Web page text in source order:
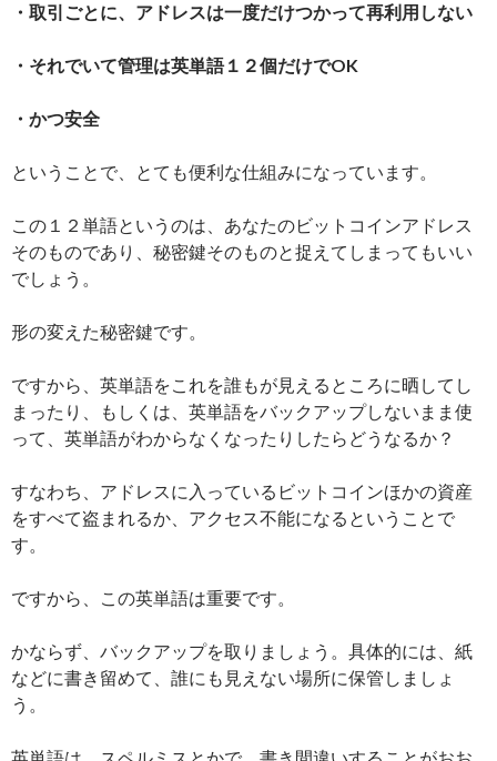
・取引ごとに、アドレスは一度だけつかって再利用しない
・それでいて管理は英単語１２個だけでOK
・かつ安全
ということで、とても便利な仕組みになっています。
この１２単語というのは、あなたのビットコインアドレス
そのものであり、秘密鍵そのものと捉えてしまってもいい
でしょう。
形の変えた秘密鍵です。
ですから、英単語をこれを誰もが見えるところに晒してし
まったり、もしくは、英単語をバックアップしないまま使
って、英単語がわからなくなったりしたらどうなるか？
すなわち、アドレスに入っているビットコインほかの資産
をすべて盗まれるか、アクセス不能になるということで
す。
ですから、この英単語は重要です。
かならず、バックアップを取りましょう。具体的には、紙
などに書き留めて、誰にも見えない場所に保管しましょ
う。